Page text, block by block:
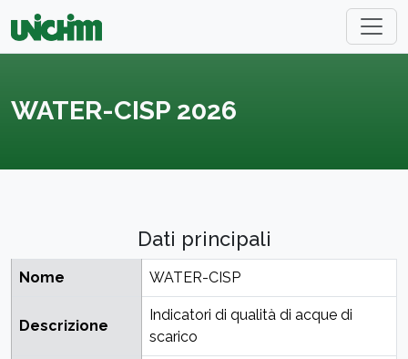
WATER-CISP 2026
Dati principali
Nome WATER-CISP
Descrizione
Indicatori di qualità di acque di
scarico